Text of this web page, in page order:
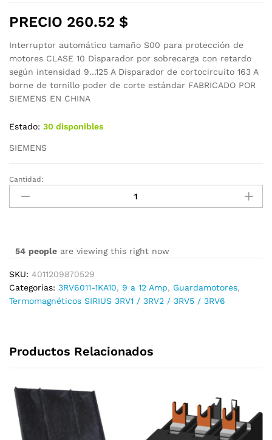
PRECIO 260.52 $
Interruptor automático tamaño S00 para protección de
motores CLASE 10 Disparador por sobrecarga con retardo
según intensidad 9...125 A Disparador de cortocircuito 163 A
borne de tornillo poder de corte estándar FABRICADO POR
SIEMENS EN CHINA
Estado: 30 disponibles
SIEMENS
3RV6011-
1KA10
cantidad
Cantidad:
54 people are viewing this right now
SKU: 4011209870529
Categorías: 3RV6011-1KA10, 9 a 12 Amp, Guardamotores,
Termomagnéticos SIRIUS 3RV1 / 3RV2 / 3RV5 / 3RV6
Productos Relacionados